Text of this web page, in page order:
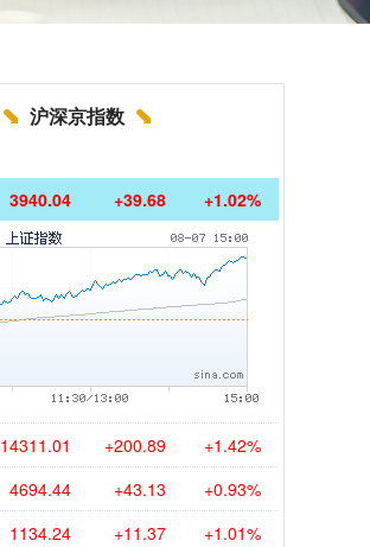
沪深京指数
3940.04 +39.68 +1.02%
14311.01 +200.89 +1.42%
4694.44 +43.13 +0.93%
1134.24 +11.37 +1.01%